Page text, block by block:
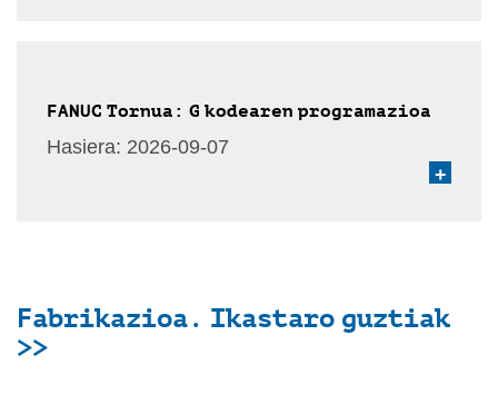
FANUC Tornua: G kodearen programazioa
Hasiera: 2026-09-07
+
Fabrikazioa. Ikastaro guztiak
>>